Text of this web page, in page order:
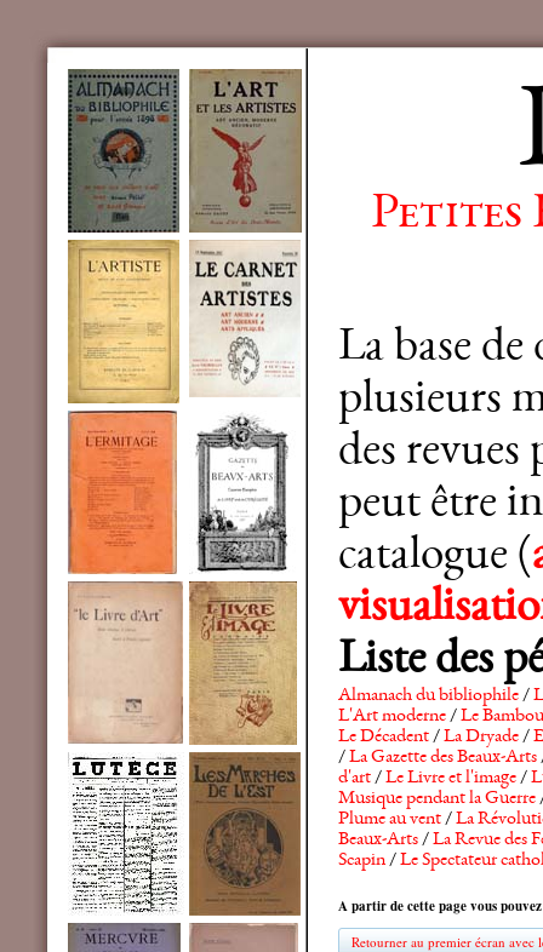
Petites
La base
plusieurs
des revues
peut être
catalogue (
Liste des
Almanach du bibliophile/
L'Art moderne/Le Bambou
Le Décadent/La Dryade/
/La Gazette des Beaux-Arts
d'art/Le Livre et l'image/
Musique pendant la Guerre
Plume au vent/La
Beaux-Arts/La Revue des
Scapin/Le Spectateur
A partir de cette page vous
Retourner au premier écran avec